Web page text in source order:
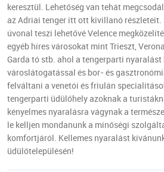
keresztül. Lehetőség van tehát
az Adriai tenger itt ott kivillanó részleteit.
úvonal teszi lehetővé Velence
egyéb híres városokat mint Trieszt,
Garda tó stb. ahol a tengerparti
városlátogatással és bor- és
felváltani a venetói és friulán
tengerparti üdülőhely azoknak a
kényelmes nyaralásra vágynak a
le kelljen mondanunk a minőségi
komfortjáról. Kellemes nyaralást kívánunk
üdülőtelepülésén!